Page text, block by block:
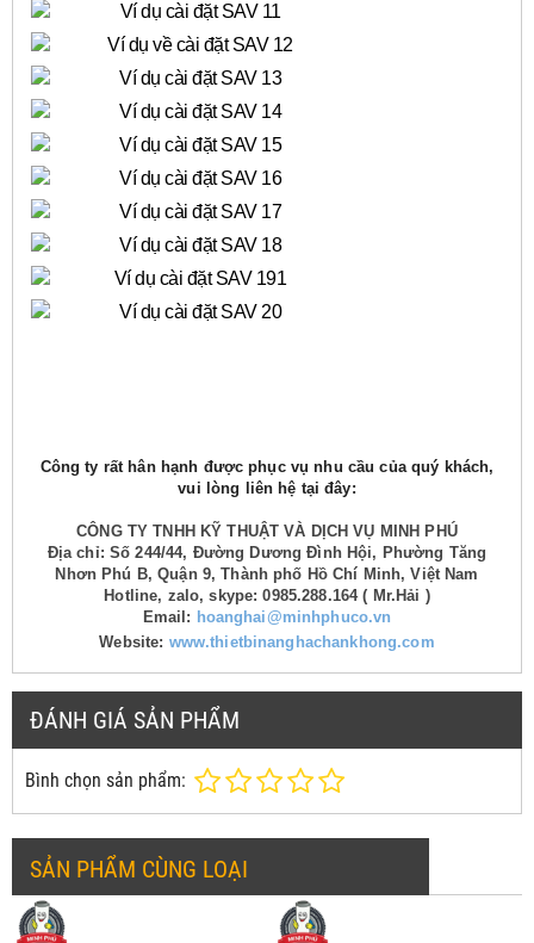
Công ty rất hân hạnh được phục vụ nhu cầu của quý khách,
vui lòng liên hệ tại đây:
CÔNG TY TNHH KỸ THUẬT VÀ DỊCH VỤ MINH PHÚ
Địa chỉ: Số 244/44, Đường Dương Đình Hội, Phường Tăng
Nhơn Phú B, Quận 9, Thành phố Hồ Chí Minh, Việt Nam
Hotline, zalo, skype: 0985.288.164 ( Mr.Hải )
Email: hoanghai@minhphuco.vn
Website: www.thietbinanghachankhong.com
ĐÁNH GIÁ SẢN PHẨM
Bình chọn sản phẩm:
SẢN PHẨM CÙNG LOẠI